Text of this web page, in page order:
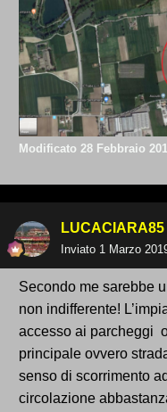
Modificato 28 Febbraio
LUCACIARA85
Inviato 1 Marzo
Secondo me sarebbe
non indifferente!
accesso ai parcheggi
principale ovvero
senso di scorrimento
circolazione